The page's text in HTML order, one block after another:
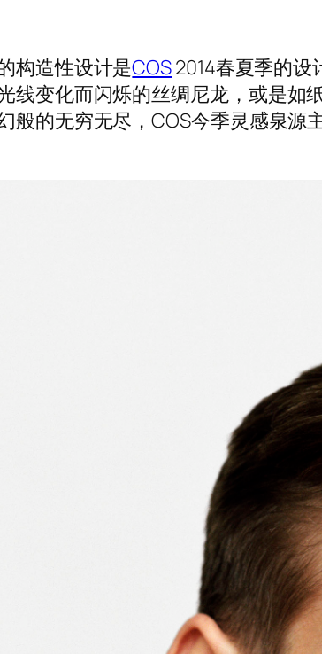
构造性设计是COS2014春夏季的
线变化而闪烁的丝绸尼龙，或是如
般的无穷无尽，COS今季灵感泉